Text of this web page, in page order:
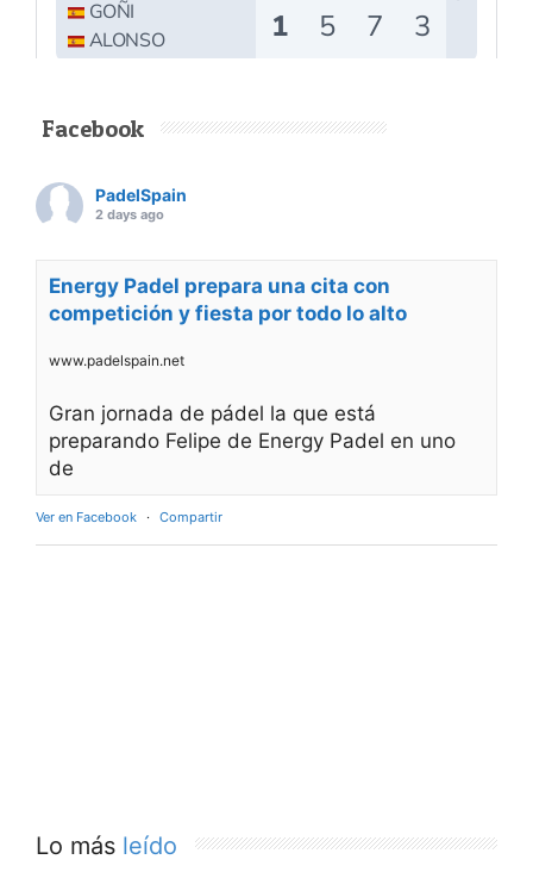
Facebook
PadelSpain
2 days ago
Energy Padel prepara una cita con
competición y fiesta por todo lo alto
www.padelspain.net
Gran jornada de pádel la que está
preparando Felipe de Energy Padel en uno
de
Ver en Facebook · Compartir
Lo más leído